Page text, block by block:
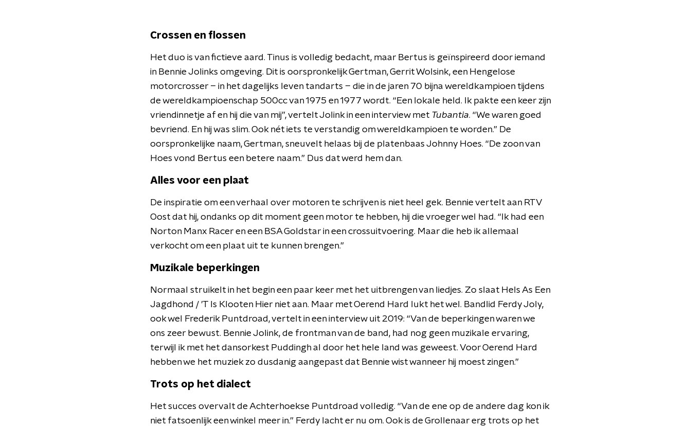
Crossen en flossen
Het duo is van fictieve aard. Tinus is volledig bedacht, maar Bertus is geïnspireerd door iemand
in Bennie Jolinks omgeving. Dit is oorspronkelijk Gertman, Gerrit Wolsink, een Hengelose
motorcrosser – in het dagelijks leven tandarts – die in de jaren 70 bijna wereldkampioen tijdens
de wereldkampioenschap 500cc van 1975 en 1977 wordt. “Een lokale held. Ik pakte een keer zijn
vriendinnetje af en hij die van mij”, vertelt Jolink in een interview met Tubantia. “We waren goed
bevriend. En hij was slim. Ook nét iets te verstandig om wereldkampioen te worden.” De
oorspronkelijke naam, Gertman, sneuvelt helaas bij de platenbaas Johnny Hoes. “De zoon van
Hoes vond Bertus een betere naam.” Dus dat werd hem dan.
Alles voor een plaat
De inspiratie om een verhaal over motoren te schrijven is niet heel gek. Bennie vertelt aan RTV
Oost dat hij, ondanks op dit moment geen motor te hebben, hij die vroeger wel had. “Ik had een
Norton Manx Racer en een BSA Goldstar in een crossuitvoering. Maar die heb ik allemaal
verkocht om een plaat uit te kunnen brengen.”
Muzikale beperkingen
Normaal struikelt in het begin een paar keer met het uitbrengen van liedjes. Zo slaat Hels As Een
Jagdhond / ’T Is Klooten Hier niet aan. Maar met Oerend Hard lukt het wel. Bandlid Ferdy Joly,
ook wel Frederik Puntdroad, vertelt in een interview uit 2019: “Van de beperkingen waren we
ons zeer bewust. Bennie Jolink, de frontman van de band, had nog geen muzikale ervaring,
terwijl ik met het dansorkest Puddingh al door het hele land was geweest. Voor Oerend Hard
hebben we het muziek zo dusdanig aangepast dat Bennie wist wanneer hij moest zingen.”
Trots op het dialect
Het succes overvalt de Achterhoekse Puntdroad volledig. “Van de ene op de andere dag kon ik
niet fatsoenlijk een winkel meer in.” Ferdy lacht er nu om. Ook is de Grollenaar erg trots op het